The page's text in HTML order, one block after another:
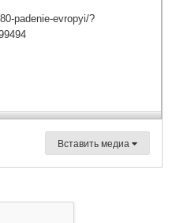
Вставить медиа